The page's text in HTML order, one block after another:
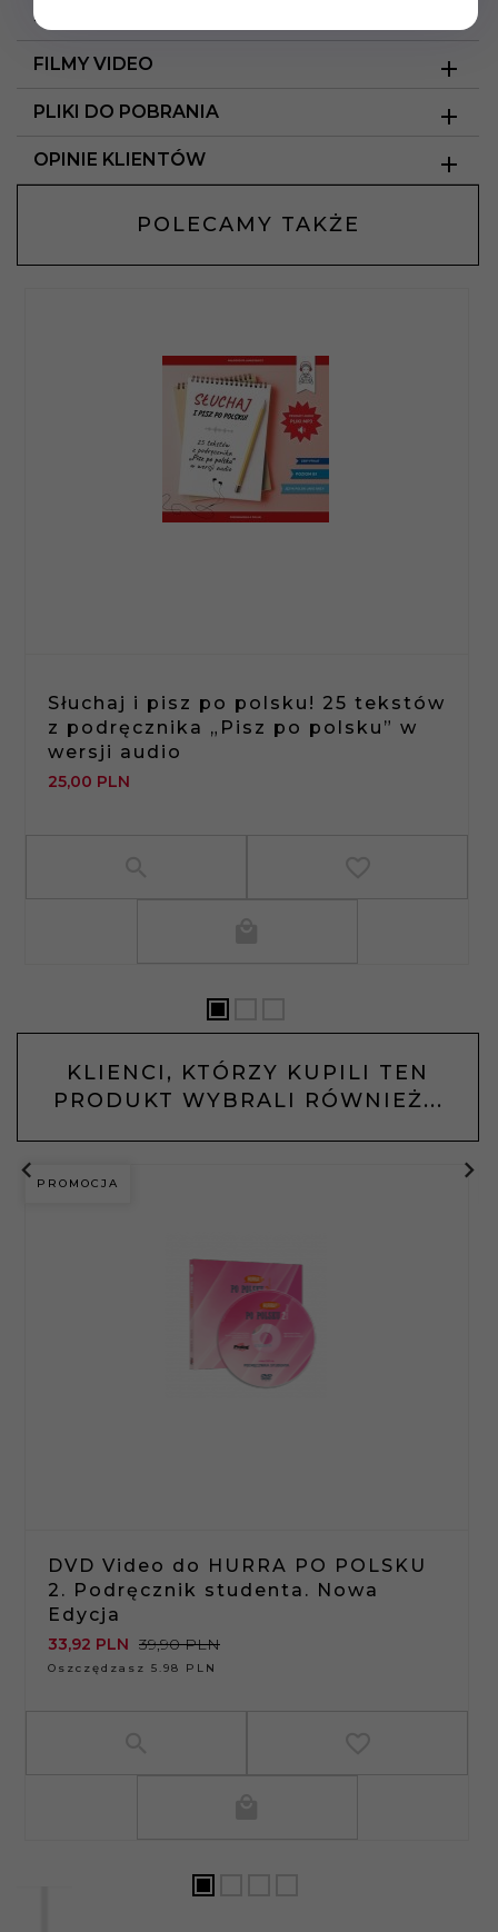
SZCZEGÓŁY PRODUKTU
FILMY VIDEO
PLIKI DO POBRANIA
OPINIE KLIENTÓW
POLECAMY TAKŻE
Słuchaj i pisz po polsku! 25 tekstów
z podręcznika „Pisz po polsku” w
wersji audio
25,00 PLN
KLIENCI, KTÓRZY KUPILI TEN
PRODUKT WYBRALI RÓWNIEŻ...
PROMOCJA
DVD Video do HURRA PO POLSKU
2. Podręcznik studenta. Nowa
Edycja
33,92 PLN 39,90 PLN
Oszczędzasz 5.98 PLN